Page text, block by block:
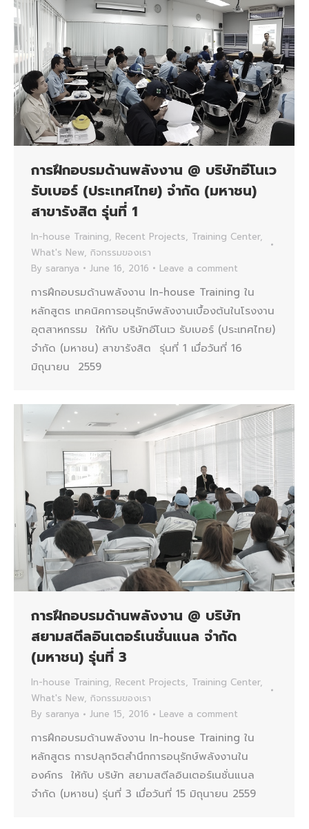
การฝึกอบรมด้านพลังงาน @ บริษัทอีโนเว
รับเบอร์ (ประเทศไทย) จำกัด (มหาชน)
สาขารังสิต รุ่นที่ 1
In-house Training, Recent Projects, Training Center,
What's New, กิจกรรมของเรา
By saranya June 16, 2016 Leave a comment
การฝึกอบรมด้านพลังงาน In-house Training ใน
หลักสูตร เทคนิคการอนุรักษ์พลังงานเบื้องต้นในโรงงาน
อุตสาหกรรม ให้กับ บริษัทอีโนเว รับเบอร์ (ประเทศไทย)
จำกัด (มหาชน) สาขารังสิต รุ่นที่ 1 เมื่อวันที่ 16
มิถุนายน 2559
การฝึกอบรมด้านพลังงาน @ บริษัท
สยามสตีลอินเตอร์เนชั่นแนล จำกัด
(มหาชน) รุ่นที่ 3
In-house Training, Recent Projects, Training Center,
What's New, กิจกรรมของเรา
By saranya June 15, 2016 Leave a comment
การฝึกอบรมด้านพลังงาน In-house Training ใน
หลักสูตร การปลุกจิตสำนึกการอนุรักษ์พลังงานใน
องค์กร ให้กับ บริษัท สยามสตีลอินเตอร์เนชั่นแนล
จำกัด (มหาชน) รุ่นที่ 3 เมื่อวันที่ 15 มิถุนายน 2559